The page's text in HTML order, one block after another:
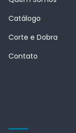
Catálogo
Corte e Dobra
Contato